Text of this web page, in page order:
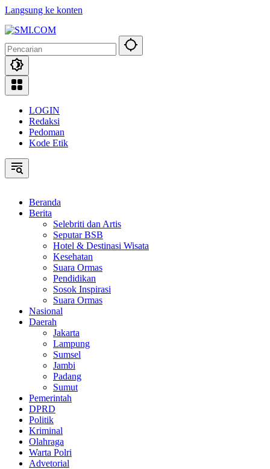
Langsung ke konten
LOGIN
Redaksi
Pedoman
Kode Etik
Beranda
Berita
Selebriti dan Artis
Seputar BSB
Hotel & Destinasi Wisata
Kesehatan
Suara Ormas
Pendidikan
Sosok Inspirasi
Suara Ormas
Nasional
Daerah
Jakarta
Lampung
Sumsel
Jambi
Padang
Sumut
Pemerintah
DPRD
Politik
Kriminal
Olahraga
Warta Polri
Advetorial